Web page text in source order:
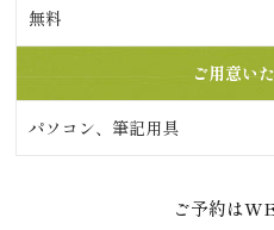
無料
ご用意い
パソコン、筆記用具
ご予約は